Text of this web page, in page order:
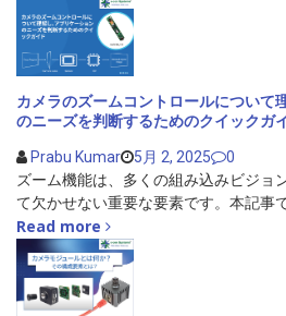
カメラのズームコントロールについて
のニーズを判断するためのクイックガ
Prabu Kumar 5月 2, 2025
0
ズーム機能は、多くの組み込みビジョ
て欠かせない重要な要素です。本記事
Read more